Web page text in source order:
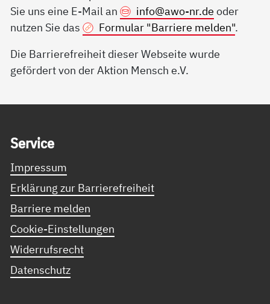
Sie uns eine E-Mail an
info@awo-nr.de oder
nutzen Sie das
Formular "Barriere melden".
Die Barrierefreiheit dieser Webseite wurde
gefördert von der Aktion Mensch e.V.
Ser­vice
Impressum
Erklärung zur Barrierefreiheit
Barriere melden
Cookie-Einstellungen
Widerrufsrecht
Datenschutz